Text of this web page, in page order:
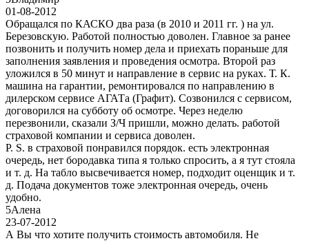
01-08-2012
Обращался по КАСКО два раза (в 2010 и 2011 гг. ) на ул.
Березовскую. Работой полностью доволен. Главное за ранее
позвонить и получить номер дела и приехать пораньше для
заполнения заявления и проведения осмотра. Второй раз
уложился в 50 минут и направление в сервис на руках. Т. К.
машина на гарантии, ремонтировался по направлению в
дилерском сервисе АГАТа (Графит). Созвонился с сервисом,
договорился на субботу об осмотре. Через неделю
перезвонили, сказали З/Ч пришли, можно делать. работой
страховой компании и сервиса доволен.
P. S. в страховой понравился порядок. есть электронная
очередь, нет бородавка типа я только спросить, а я тут стояла
и т. д. На табло высвечивается номер, подходит оценщик и т.
д. Подача документов тоже электронная очередь, очень
удобно.
5Алена
23-07-2012
А Вы что хотите получить стоимость автомобиля. Не